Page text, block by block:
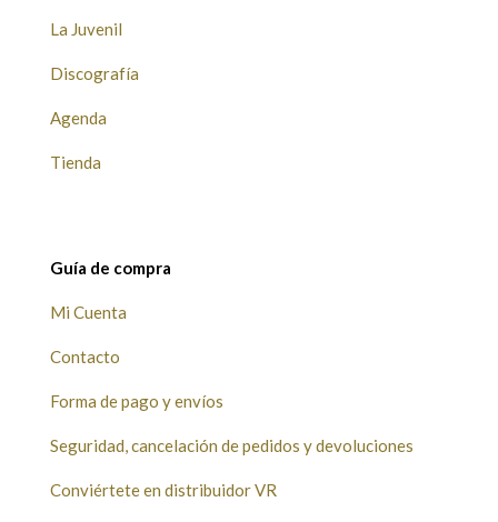
La Juvenil
Discografía
Agenda
Tienda
Guía de compra
Mi Cuenta
Contacto
Forma de pago y envíos
Seguridad, cancelación de pedidos y devoluciones
Conviértete en distribuidor VR